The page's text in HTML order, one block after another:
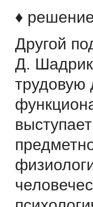
♦
Другой
Д.
трудовую